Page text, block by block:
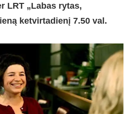
LRT „Labas rytas,
ketvirtadienį 7.50 val.